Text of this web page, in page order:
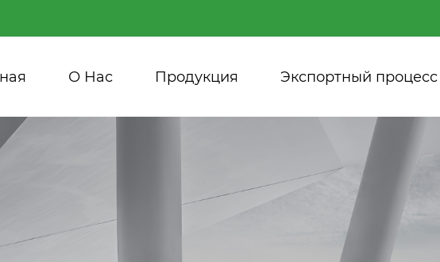
О Нас Продукция Экспортный процесс